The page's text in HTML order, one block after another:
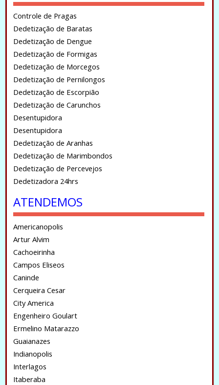
Controle de Pragas
Dedetização de Baratas
Dedetização de Dengue
Dedetização de Formigas
Dedetização de Morcegos
Dedetização de Pernilongos
Dedetização de Escorpião
Dedetização de Carunchos
Desentupidora
Desentupidora
Dedetização de Aranhas
Dedetização de Marimbondos
Dedetização de Percevejos
Dedetizadora 24hrs
ATENDEMOS
Americanopolis
Artur Alvim
Cachoeirinha
Campos Eliseos
Caninde
Cerqueira Cesar
City America
Engenheiro Goulart
Ermelino Matarazzo
Guaianazes
Indianopolis
Interlagos
Itaberaba